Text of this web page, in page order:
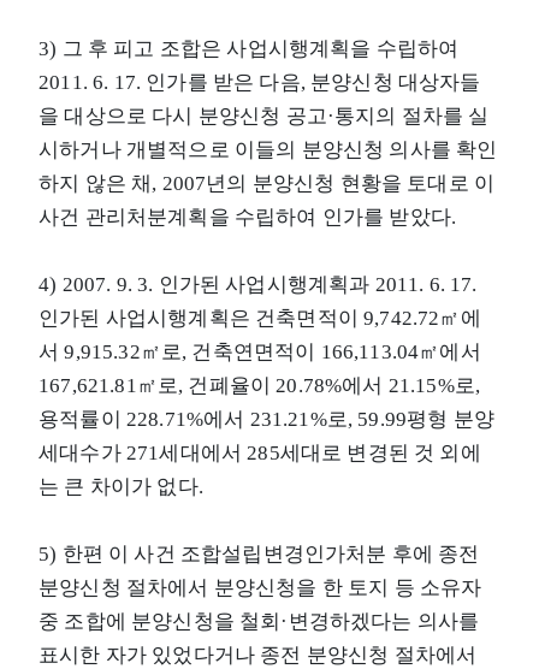
3) 그 후 피고 조합은 사업시행계획을 수립하여
2011. 6. 17. 인가를 받은 다음, 분양신청 대상자들
을 대상으로 다시 분양신청 공고·통지의 절차를 실
시하거나 개별적으로 이들의 분양신청 의사를 확인
하지 않은 채, 2007년의 분양신청 현황을 토대로 이
사건 관리처분계획을 수립하여 인가를 받았다.
4) 2007. 9. 3. 인가된 사업시행계획과 2011. 6. 17.
인가된 사업시행계획은 건축면적이 9,742.72㎡에
서 9,915.32㎡로, 건축연면적이 166,113.04㎡에서
167,621.81㎡로, 건폐율이 20.78%에서 21.15%로,
용적률이 228.71%에서 231.21%로, 59.99평형 분양
세대수가 271세대에서 285세대로 변경된 것 외에
는 큰 차이가 없다.
5) 한편 이 사건 조합설립변경인가처분 후에 종전
분양신청 절차에서 분양신청을 한 토지 등 소유자
중 조합에 분양신청을 철회·변경하겠다는 의사를
표시한 자가 있었다거나 종전 분양신청 절차에서